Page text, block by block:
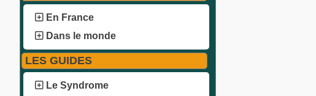
En France
Dans le monde
LES GUIDES
Le Syndrome